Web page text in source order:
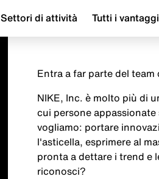
Settori di attività Tutti i vantaggi
Entra a far parte del team
NIKE, Inc. è molto più di
cui persone
vogliamo: portare
l'asticella, esprimere al
pronta a dettare i trend e
riconosci?